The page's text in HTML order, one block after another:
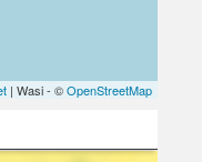
| Wasi - ©OpenStreetMap